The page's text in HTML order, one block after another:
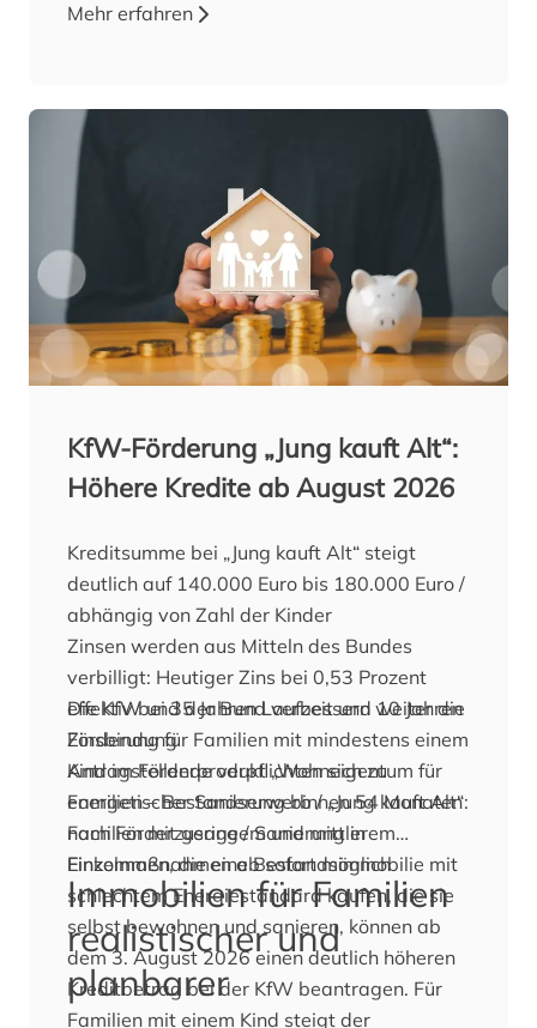
beim Betreten empfängt Sie ein großzügiger
gelegenen Diele aus erreichen Sie alle
Räume der Wohnung. Das helle Wohn- und
Esszimmer überzeugt mit großen
Fensterflächen und direktem Zugang zum
Balkon, der zum Entspannen im Freien
einlädt. Die Küche wurde im…Jetzt Exposé
ansehen
Mehr erfahren
KfW-Förderung „Jung kauft Alt“:
Höhere Kredite ab August 2026
Kreditsumme bei „Jung kauft Alt“ steigt
deutlich auf 140.000 Euro bis 180.000 Euro /
abhängig von Zahl der Kinder
Zinsen werden aus Mitteln des Bundes
verbilligt: Heutiger Zins bei 0,53 Prozent
effektiv bei 35 Jahren Laufzeit und 10 Jahren
Zinsbindung
Antragstellende verpflichten sich zu
energetischer Sanierung binnen 54 Monaten
nach Förderzusage / Sanierung in
Einzelmaßnahmen ab sofort möglich
Die KfW und der Bund verbessern weiter die
Förderung für Familien mit mindestens einem
Kind im Förderprodukt „Wohneigentum für
Familien – Bestandserwerb / „Jung kauft Alt“:
Familien mit geringem und mittlerem
Einkommen, die eine Bestandsimmobilie mit
schlechtem Energiestandard kaufen, die sie
selbst bewohnen und sanieren, können ab
dem 3. August 2026 einen deutlich höheren
Kreditbetrag bei der KfW beantragen. Für
Familien mit einem Kind steigt der
Immobilien für Familien
realistischer und
planbarer